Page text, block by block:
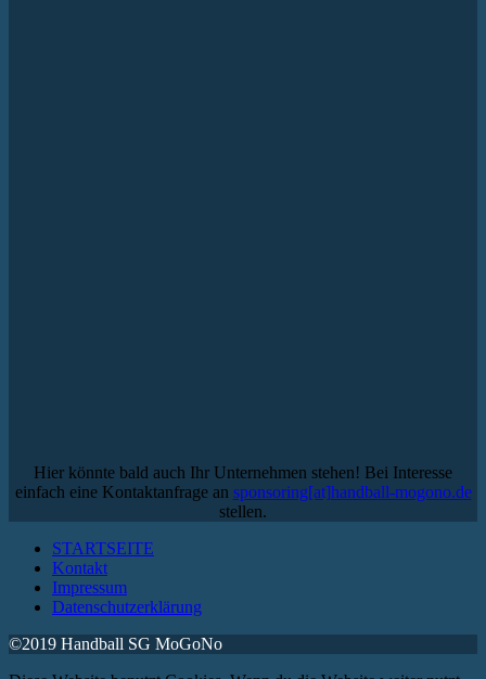
Hier könnte bald auch Ihr Unternehmen stehen! Bei Interesse
einfach eine Kontaktanfrage an sponsoring[at]handball-mogono.de
stellen.
STARTSEITE
Kontakt
Impressum
Datenschutzerklärung
©2019 Handball SG MoGoNo